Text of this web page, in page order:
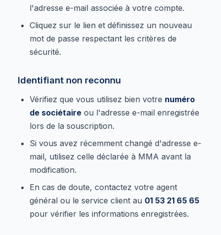
l'adresse e-mail associée à votre compte.
Cliquez sur le lien et définissez un nouveau
mot de passe respectant les critères de
sécurité.
Identifiant non reconnu
Vérifiez que vous utilisez bien votre numéro
de sociétaire ou l'adresse e-mail enregistrée
lors de la souscription.
Si vous avez récemment changé d'adresse e-
mail, utilisez celle déclarée à MMA avant la
modification.
En cas de doute, contactez votre agent
général ou le service client au 01 53 21 65 65
pour vérifier les informations enregistrées.